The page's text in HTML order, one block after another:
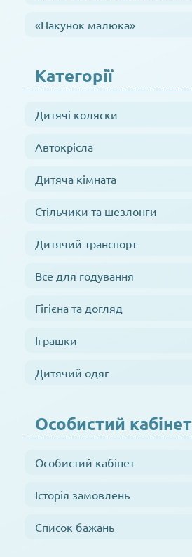
«Пакунок малюка»
Категорії
Дитячі коляски
Автокрісла
Дитяча кімната
Стільчики та шезлонги
Дитячий транспорт
Все для годування
Гігієна та догляд
Іграшки
Дитячий одяг
Особистий кабінет
Особистий кабінет
Історія замовлень
Список бажань